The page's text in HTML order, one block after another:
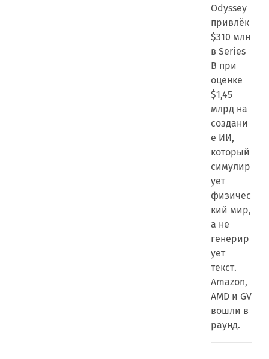
Odyssey
привлёк
$310 млн
в Series
B при
оценке
$1,45
млрд на
создани
е ИИ,
который
симулир
ует
физичес
кий мир,
а не
генерир
ует
текст.
Amazon,
AMD и GV
вошли в
раунд.